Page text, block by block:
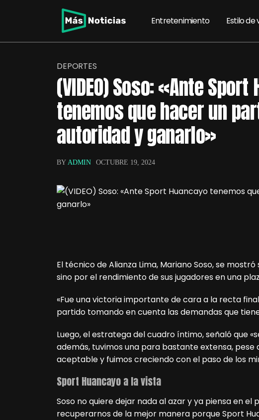
Entretenimiento Estilo de
DEPORTES
(VIDEO) Soso: «Ante Sport
tenemos que hacer un
autoridad y ganarlo»
BY ADMIN OCTUBRE 19, 2024
El técnico de Alianza Lima, Mariano Soso, se
sino por el rendimiento de sus jugadores en una
«Fue una victoria importante de cara a la recta
partido tomando en cuenta las demandas que tiene
Luego, el estratega del cuadro íntimo, señaló que
además, tuvimos una para bastante extensa,
aceptable y fuimos creciendo con el paso de los
Sport Huancayo a la vista
Soso no quiere dejar nada al azar y ya piensa en el
recuperarnos de la mejor manera porque Sport